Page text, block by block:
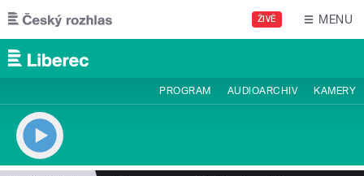
Přejít k hlavnímu obsahu
ŽIVĚ MENU
PROGRAM AUDIOARCHIV KAMERY